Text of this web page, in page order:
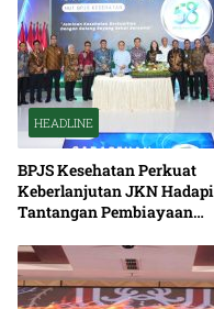
HEADLINE
BPJS Kesehatan Perkuat
Keberlanjutan JKN Hadapi
Tantangan Pembiayaan